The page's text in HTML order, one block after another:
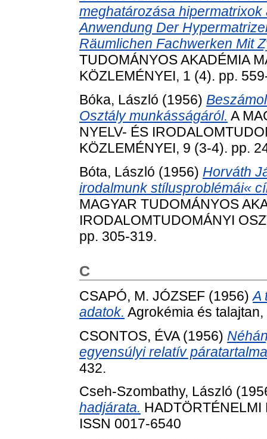
meghatározása
Anwendung Der
Räumlichen Fachwerken Mit
TUDOMÁNYOS AKADÉMIA
KÖZLEMÉNYEI, 1 (4). pp.
Bóka, László (1956)
Osztály munkásságáról. A
NYELV- ÉS
KÖZLEMÉNYEI, 9 (3-4). pp.
Bóta, László (1956) Horváth
irodalmunk stílusproblémái«
MAGYAR TUDOMÁNYOS
IRODALOMTUDOMÁNYI
pp. 305-319.
C
CSAPÓ, M. JÓZSEF (1956)A
adatok. Agrokémia és
CSONTOS, ÉVA(1956)
egyensúlyi relatív
432.
Cseh-Szombathy, László
hadjárata. HADTÖRTÉNELMI
ISSN 0017-6540